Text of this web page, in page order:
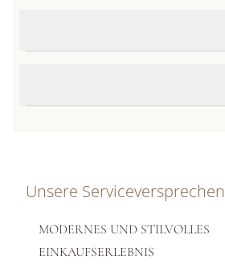
Unsere Serviceversprechen
MODERNES UND STILVOLLES
EINKAUFSERLEBNIS